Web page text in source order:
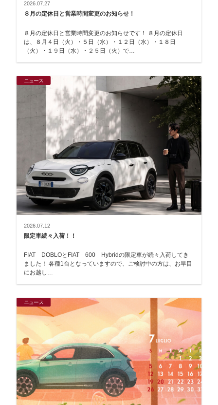
2026.07.27
８月の定休日と営業時間変更のお知らせ！
８月の定休日と営業時間変更のお知らせです！ ８月の定休日
は、８月４日（火）・５日（水）・１２日（水）・１８日
（火）・１９日（水）・２５日（火）で…
ニュース
2026.07.12
限定車続々入荷！！
FIAT DOBLOとFIAT 600 Hybridの限定車が続々入荷してき
ました！ 各種1台となっていますので、ご検討中の方は、お早目
にお越し…
ニュース